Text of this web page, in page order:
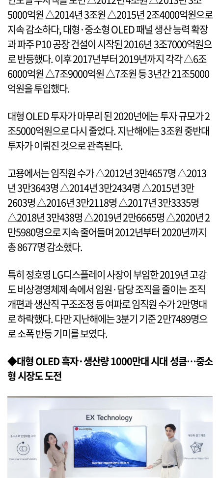
5000억원 △2014년 3조원 △2015년 2조4000억원으로
지속 감소하다, 대형·중소형 OLED 패널 생산 능력 확장
과 파주 P10 공장 건설이 시작된 2016년 3조7000억원으
로 반등했다. 이후 2017년부터 2019년까지 각각 △6조
6000억원 △7조9000억원 △7조원 등 3년간 21조5000
억원을 투입했다.
대형 OLED 투자가 마무리 된 2020년에는 투자 규모가 2
조5000억원으로 다시 줄었다. 지난해에는 3조원 중반대
투자가 이뤄진 것으로 관측된다.
고용에서는 임직원 수가 △2012년 3만4657명 △2013
년 3만3643명 △2014년 3만2434명 △2015년 3만
2603명 △2016년 3만2118명 △2017년 3만3335명
△2018년 3만438명 △2019년 2만6665명 △2020년 2
만5980명으로 지속 줄어들며 2012년부터 2020년까지
총 8677명 감소했다.
특히 정호영 LG디스플레이 사장이 부임한 2019년 고강
도 비상경영체제 속에서 임원·담당 조직을 줄이는 조직
개편과 생산직 구조조정 등 여파로 임직원 수가 2만명대
로 하락했다. 다만 지난해에는 3분기 기준 2만7489명으
로 소폭 반등 기미를 보였다.
◆대형 OLED 흑자·생산량 1000만대 시대 성큼…중소
형 시장도 도전